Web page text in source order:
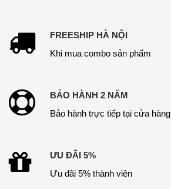
FREESHIP HÀ NỘI
Khi mua combo sản phẩm
BẢO HÀNH 2 NĂM
Bảo hành trực tiếp tại cửa hàng
ƯU ĐÃI 5%
Ưu đãi 5% thành viên